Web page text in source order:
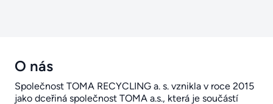
O nás
Společnost TOMA RECYCLING a. s. vznikla v roce 2015
jako dceřiná společnost TOMA a.s., která je součástí